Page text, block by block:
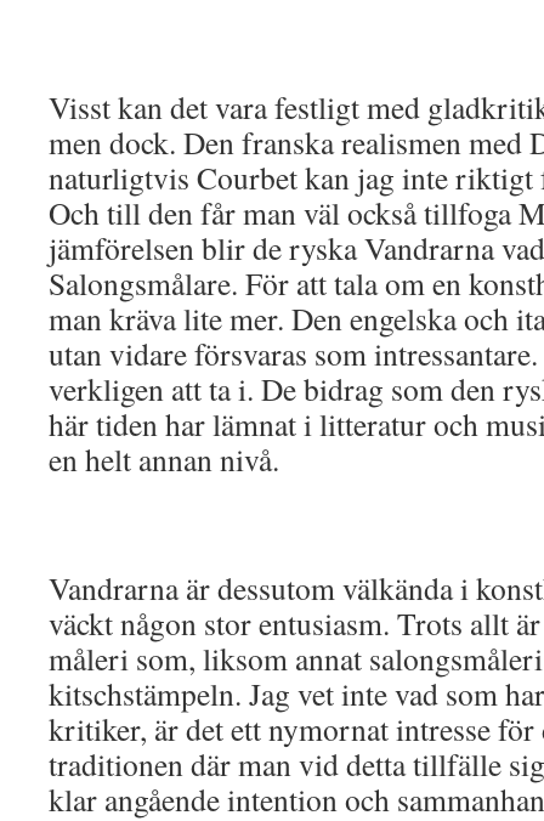
Visst kan det vara festligt med
men dock. Den franska realismen med
naturligtvis Courbet kan jag inte riktigt
Och till den får man väl också tillfoga
jämförelsen blir de ryska Vandrarna
Salongsmålare. För att tala om en
man kräva lite mer. Den engelska och
utan vidare försvaras som
verkligen att ta i. De bidrag som den
här tiden har lämnat i litteratur och
en helt annan nivå.
Vandrarna är dessutom välkända i
väckt någon stor entusiasm. Trots allt
måleri som, liksom annat
kitschstämpeln. Jag vet inte vad som
kritiker, är det ett nymornat intresse för
traditionen där man vid detta tillfälle
klar angående intention och